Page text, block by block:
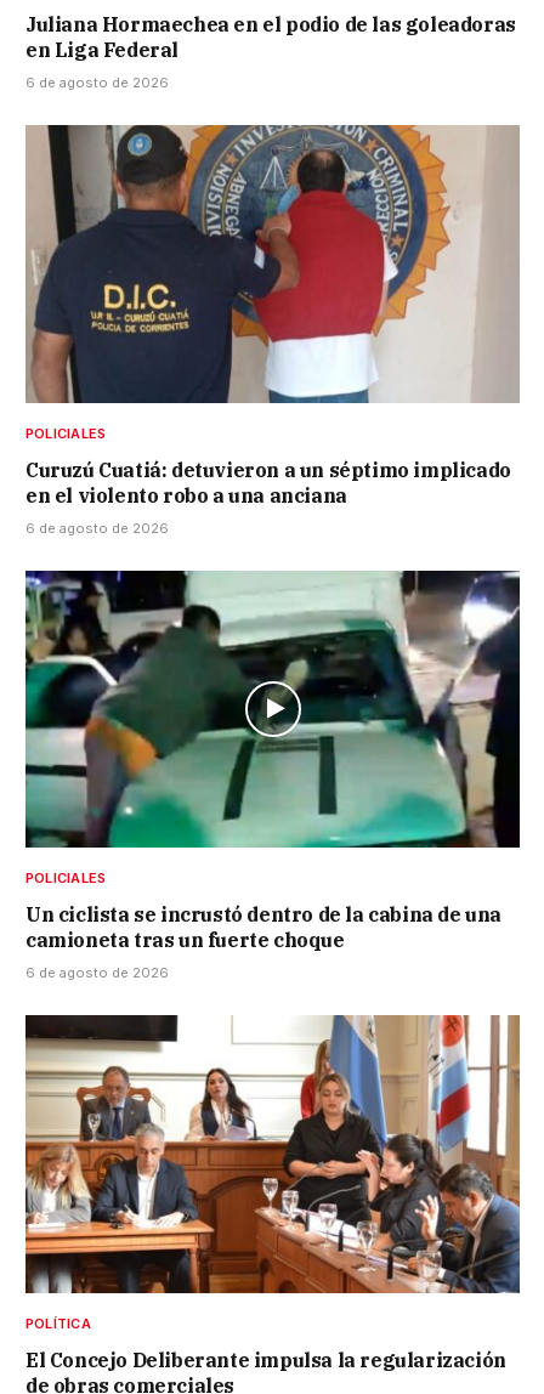
Juliana Hormaechea en el podio de las goleadoras
en Liga Federal
6 de agosto de 2026
POLICIALES
Curuzú Cuatiá: detuvieron a un séptimo implicado
en el violento robo a una anciana
6 de agosto de 2026
POLICIALES
Un ciclista se incrustó dentro de la cabina de una
camioneta tras un fuerte choque
6 de agosto de 2026
POLÍTICA
El Concejo Deliberante impulsa la regularización
de obras comerciales